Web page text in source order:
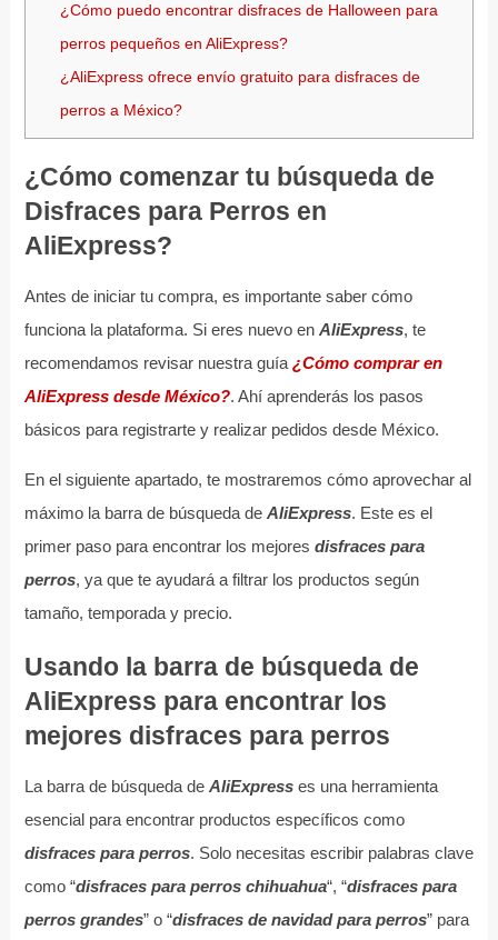
¿Cómo puedo encontrar disfraces de Halloween para
perros pequeños en AliExpress?
¿AliExpress ofrece envío gratuito para disfraces de
perros a México?
¿Cómo comenzar tu búsqueda de
Disfraces para Perros en
AliExpress?
Antes de iniciar tu compra, es importante saber cómo
funciona la plataforma. Si eres nuevo en AliExpress, te
recomendamos revisar nuestra guía ¿Cómo comprar en
AliExpress desde México?. Ahí aprenderás los pasos
básicos para registrarte y realizar pedidos desde México.
En el siguiente apartado, te mostraremos cómo aprovechar al
máximo la barra de búsqueda de AliExpress. Este es el
primer paso para encontrar los mejores disfraces para
perros, ya que te ayudará a filtrar los productos según
tamaño, temporada y precio.
Usando la barra de búsqueda de
AliExpress para encontrar los
mejores disfraces para perros
La barra de búsqueda de AliExpresses una herramienta
esencial para encontrar productos específicos como
disfraces para perros. Solo necesitas escribir palabras clave
como “disfraces para perros chihuahua“, “disfraces para
perros grandes” o “disfraces de navidad para perros” para